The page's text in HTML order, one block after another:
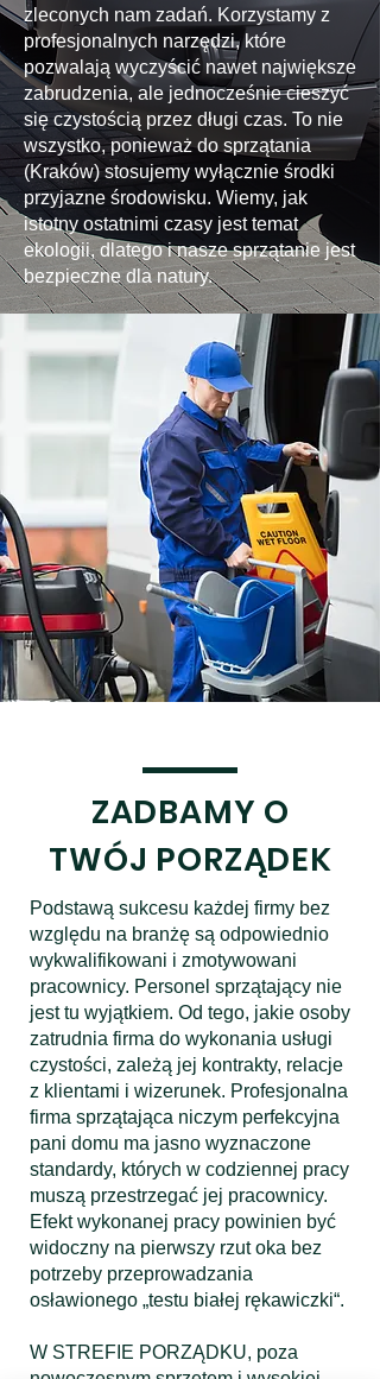
zleconych nam zadań. Korzystamy z
profesjonalnych narzędzi, które
pozwalają wyczyścić nawet największe
zabrudzenia, ale jednocześnie cieszyć
się czystością przez długi czas. To nie
wszystko, ponieważ do sprzątania
(Kraków) stosujemy wyłącznie środki
przyjazne środowisku. Wiemy, jak
istotny ostatnimi czasy jest temat
ekologii, dlatego i nasze sprzątanie jest
bezpieczne dla natury.
ZADBAMY O
TWÓJ PORZĄDEK
Podstawą sukcesu każdej firmy bez
względu na branżę są odpowiednio
wykwalifikowani i zmotywowani
pracownicy. Personel sprzątający nie
jest tu wyjątkiem. Od tego, jakie osoby
zatrudnia firma do wykonania usługi
czystości, zależą jej kontrakty, relacje
z klientami i wizerunek. Profesjonalna
firma sprzątająca niczym perfekcyjna
pani domu ma jasno wyznaczone
standardy, których w codziennej pracy
muszą przestrzegać jej pracownicy.
Efekt wykonanej pracy powinien być
widoczny na pierwszy rzut oka bez
potrzeby przeprowadzania
osławionego „testu białej rękawiczki“.
W STREFIE PORZĄDKU, poza